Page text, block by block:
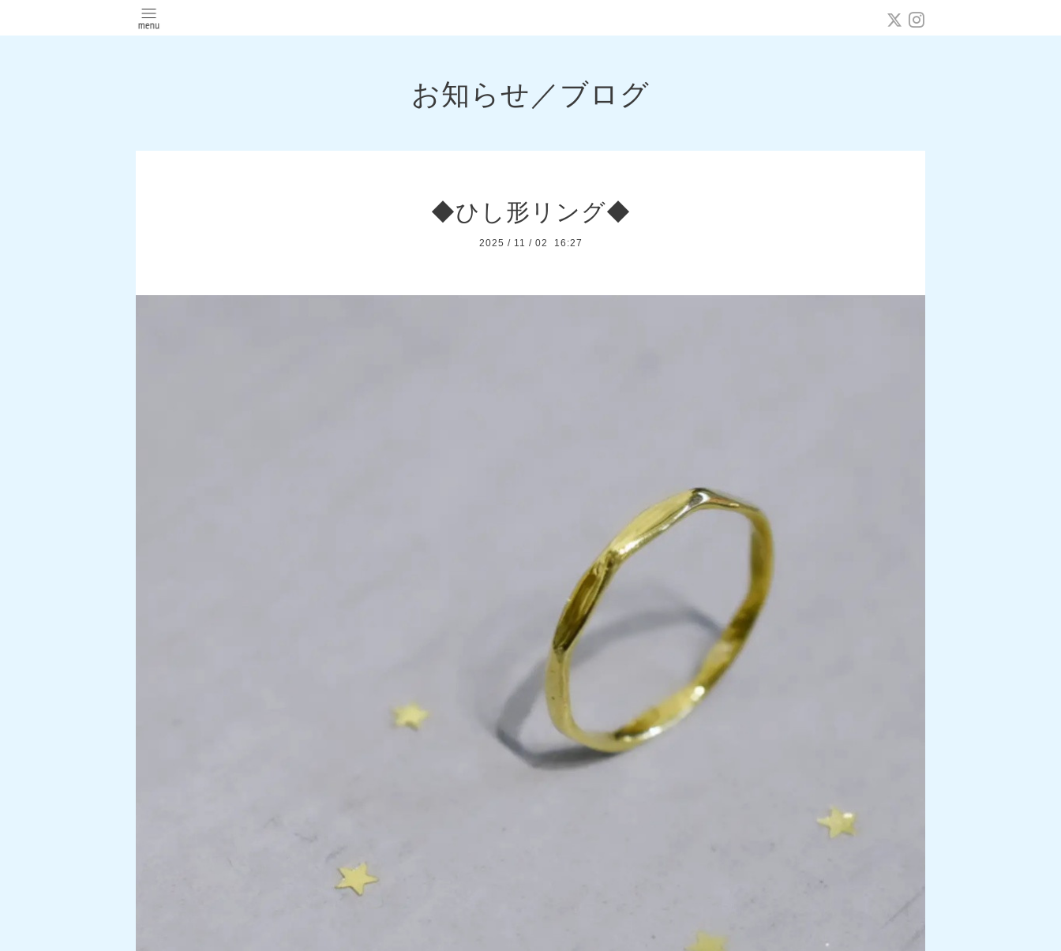
お知らせ／ブログ
◆ひし形リング◆
2025 / 11 / 02 16:27